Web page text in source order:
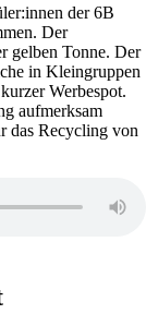
der 6B
Der
gelben Tonne. Der
in Kleingruppen
Werbespot.
aufmerksam
das Recycling von